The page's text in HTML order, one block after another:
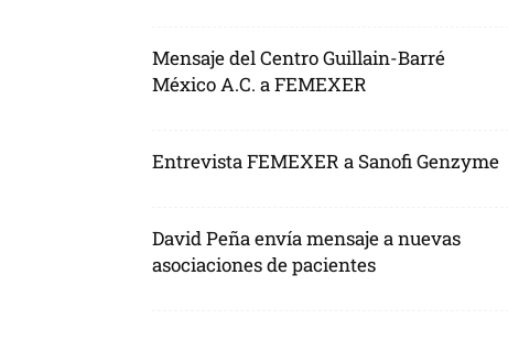
Mensaje del Centro Guillain-Barré
México A.C. a FEMEXER
Entrevista FEMEXER a Sanofi Genzyme
David Peña envía mensaje a nuevas
asociaciones de pacientes